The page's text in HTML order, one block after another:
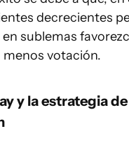
decrecientes
sublemas
votación.
y la estrategia